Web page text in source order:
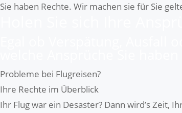
Sie haben Rechte. Wir machen sie für Sie
Probleme bei Flugreisen?
Ihre Rechte im Überblick
Ihr Flug war ein Desaster? Dann wird’s Zeit,